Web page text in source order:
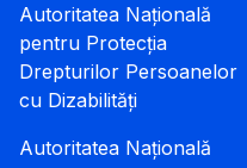
Autoritatea Națională
pentru Protecția
Drepturilor Persoanelor
cu Dizabilități
Autoritatea Națională